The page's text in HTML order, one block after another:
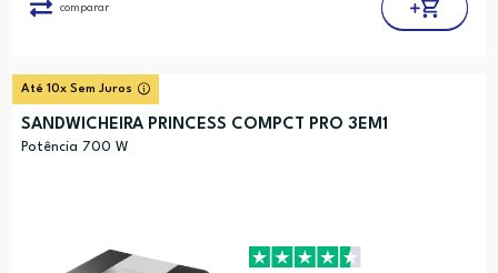
comparar
Até 10x Sem Juros
SANDWICHEIRA PRINCESS COMPCT PRO 3EM1
Potência 700 W